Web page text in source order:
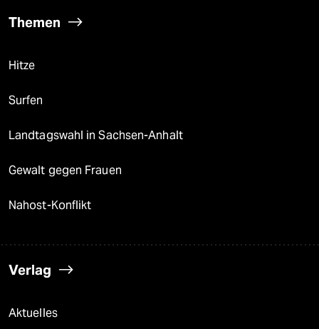
Themen
Hitze
Surfen
Landtagswahl in Sachsen-Anhalt
Gewalt gegen Frauen
Nahost-Konflikt
Verlag
Aktuelles